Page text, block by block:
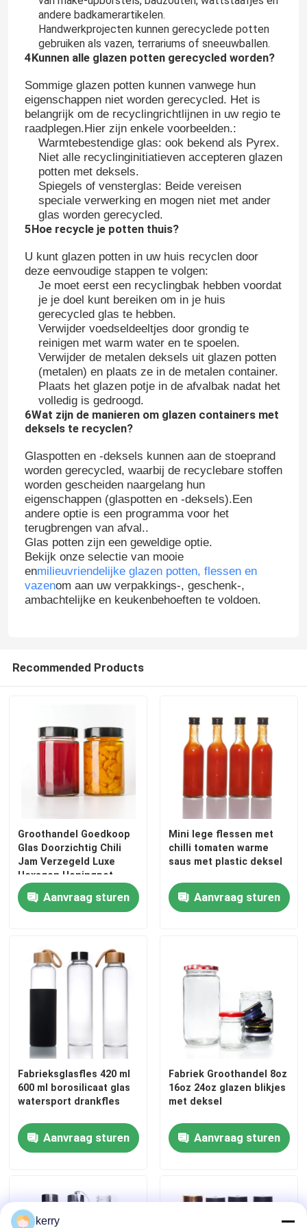
Fabrieksreis
Kwaliteitscontrole
Contacteer ons
Vraag een offerte aan
Glazen flessen
glaskruiken
Glasbekers
Fleskap van pot
Huishoudelijk glaswerk
andere badkamerartikelen.
Handwerkprojecten kunnen gerecyclede potten
gebruiken als vazen, terrariums of sneeuwballen.
4Kunnen alle glazen potten gerecycled worden?
Sommige glazen potten kunnen vanwege hun
eigenschappen niet worden gerecycled. Het is
belangrijk om de recyclingrichtlijnen in uw regio te
raadplegen.Hier zijn enkele voorbeelden.:
Warmtebestendige glas: ook bekend als Pyrex.
Niet alle recyclinginitiatieven accepteren glazen
potten met deksels.
Spiegels of vensterglas: Beide vereisen
speciale verwerking en mogen niet met ander
glas worden gerecycled.
5Hoe recycle je potten thuis?
U kunt glazen potten in uw huis recyclen door
deze eenvoudige stappen te volgen:
Je moet eerst een recyclingbak hebben voordat
je je doel kunt bereiken om in je huis
gerecycled glas te hebben.
Verwijder voedseldeeltjes door grondig te
reinigen met warm water en te spoelen.
Verwijder de metalen deksels uit glazen potten
(metalen) en plaats ze in de metalen container.
Plaats het glazen potje in de afvalbak nadat het
volledig is gedroogd.
6Wat zijn de manieren om glazen containers met
deksels te recyclen?
Glaspotten en -deksels kunnen aan de stoeprand
worden gerecycled, waarbij de recyclebare stoffen
worden gescheiden naargelang hun
eigenschappen (glaspotten en -deksels).Een
andere optie is een programma voor het
terugbrengen van afval..
Glas potten zijn een geweldige optie.
Bekijk onze selectie van mooie
enmilieuvriendelijke glazen potten, flessen en
vazenom aan uw verpakkings-, geschenk-,
ambachtelijke en keukenbehoeften te voldoen.
Recommended Products
Groothandel Goedkoop
Glas Doorzichtig Chili
Jam Verzegeld Luxe
Hexagon Honingpot
Aanvraag sturen
Mini lege flessen met
chilli tomaten warme
saus met plastic deksel
Aanvraag sturen
Fabrieksglasfles 420 ml
600 ml borosilicaat glas
watersport drankfles
Aanvraag sturen
Fabriek Groothandel 8oz
16oz 24oz glazen blikjes
met deksel
Aanvraag sturen
kerry